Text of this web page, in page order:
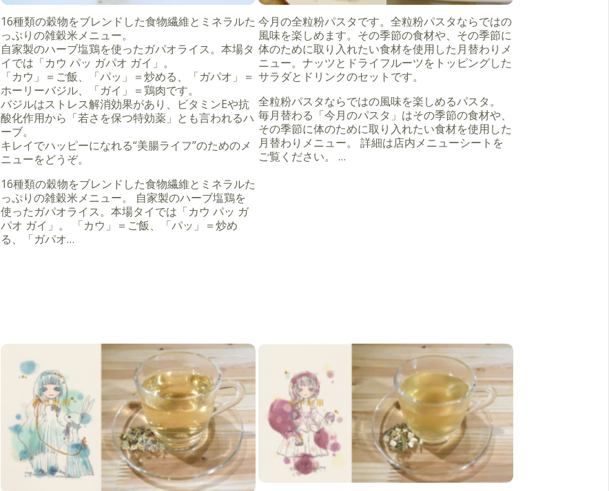
16種類の穀物をブレンドした食物繊維とミネラルた
っぷりの雑穀米メニュー。
自家製のハーブ塩鶏を使ったガパオライス。本場タ
イでは「カウ パッ ガパオ ガイ」。
「カウ」＝ご飯、「パッ」＝炒める、「ガパオ」＝
ホーリーバジル、「ガイ」＝鶏肉です。
バジルはストレス解消効果があり、ビタミンEや抗
酸化作用から「若さを保つ特効薬」とも言われるハ
ーブ。
キレイでハッピーになれる“美腸ライフ”のためのメ
ニューをどうぞ。
16種類の穀物をブレンドした食物繊維とミネラルた
っぷりの雑穀米メニュー。 自家製のハーブ塩鶏を
使ったガパオライス。本場タイでは「カウ パッ ガ
パオ ガイ」。 「カウ」＝ご飯、「パッ」＝炒め
る、「ガパオ…
今月の全粒粉パスタです。全粒粉パスタならではの
風味を楽しめます。その季節の食材や、その季節に
体のために取り入れたい食材を使用した月替わりメ
ニュー。ナッツとドライフルーツをトッピングした
サラダとドリンクのセットです。
全粒粉パスタならではの風味を楽しめるパスタ。
毎月替わる「今月のパスタ」はその季節の食材や、
その季節に体のために取り入れたい食材を使用した
月替わりメニュー。 詳細は店内メニューシートを
ご覧ください。 …